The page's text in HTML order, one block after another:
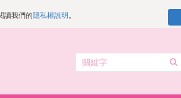
讀我們的隱私權說明 。